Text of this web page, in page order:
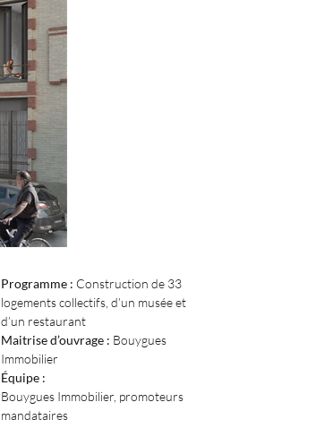
Programme : Construction de 33
logements collectifs, d’un musée et
d’un restaurant
Maitrise d’ouvrage : Bouygues
Immobilier
Équipe :
Bouygues Immobilier, promoteurs
mandataires